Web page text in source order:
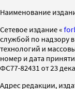
Наименование
Cетевое издание «
службой по надзору
технологий и
номер и дата
ФС77-82431 от 23
Адрес редакции,